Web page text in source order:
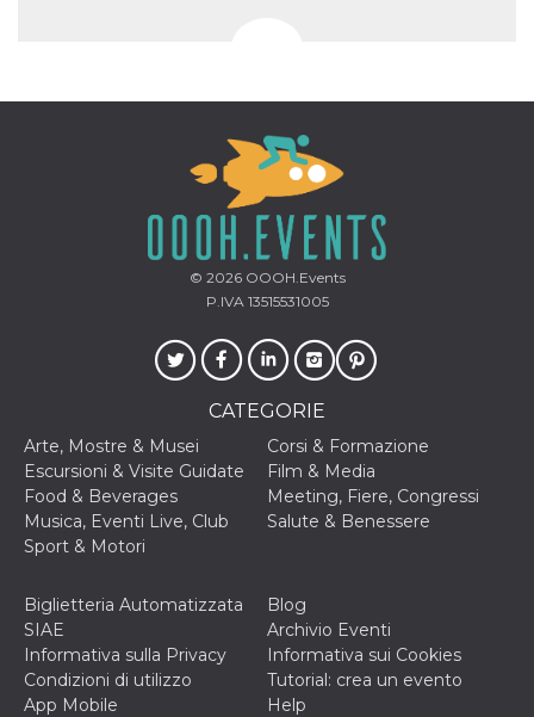
© 2026OOOH.Events
P.IVA 13515531005
CATEGORIE
Arte, Mostre & Musei
Corsi & Formazione
Escursioni & Visite Guidate
Film & Media
Food & Beverages
Meeting, Fiere, Congressi
Musica, Eventi Live, Club
Salute & Benessere
Sport & Motori
Biglietteria Automatizzata
SIAE
Blog
Archivio Eventi
Informativa sulla Privacy
Informativa sui Cookies
Condizioni di utilizzo
Tutorial: crea un evento
App Mobile
Help